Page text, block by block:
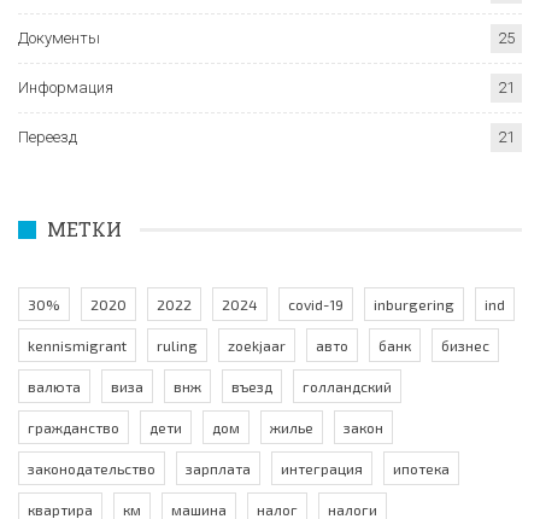
Документы 25
Информация 21
Переезд 21
МЕТКИ
30% 2020 2022 2024 covid-19 inburgering ind
kennismigrant ruling zoekjaar авто банк бизнес
валюта виза внж въезд голландский
гражданство дети дом жилье закон
законодательство зарплата интеграция ипотека
квартира км машина налог налоги